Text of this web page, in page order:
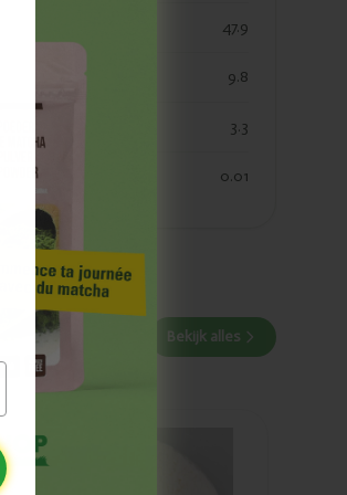
47.9
9.8
3.3
0.01
Bekijk alles
Ajouté
Marma Farine